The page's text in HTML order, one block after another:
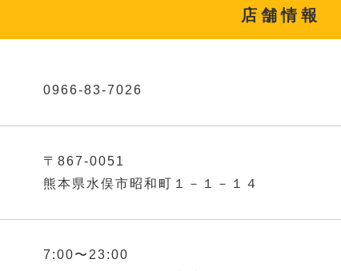
店舗情報
0966-83-7026
〒867-0051
熊本県水俣市昭和町１－１－１４
7:00〜23:00